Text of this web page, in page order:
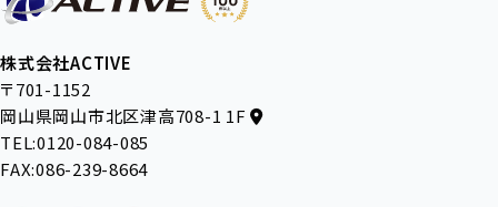
株式会社ACTIVE
〒701-1152
岡山県岡山市北区津高708-1 1F
TEL:0120-084-085
FAX:086-239-8664